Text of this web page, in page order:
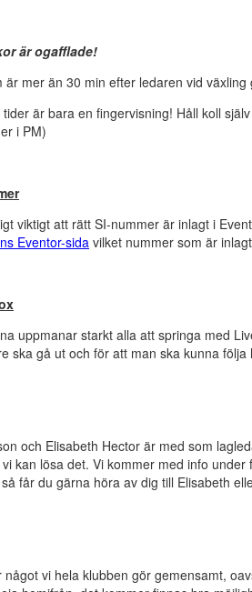
är ogafflade!
är mer än 30 min efter ledaren vid
tider är bara en fingervisning! Håll koll
i PM)
viktigt att rätt SI-nummer är inlagt i
Eventor-sida vilket nummer som är
uppmanar starkt alla att springa med
ska gå ut och för att man ska kunna
och Elisabeth Hector är med som
kan lösa det. Vi kommer med info
får du gärna höra av dig till Elisabeth
något vi hela klubben gör gemensamt,